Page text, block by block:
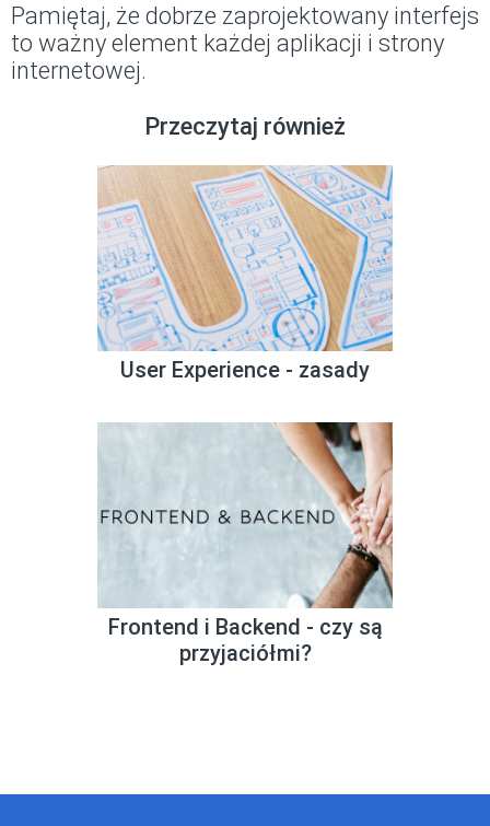
Pamiętaj, że dobrze zaprojektowany interfejs
to ważny element każdej aplikacji i strony
internetowej.
Przeczytaj również
User Experience - zasady
Frontend i Backend - czy są
przyjaciółmi?